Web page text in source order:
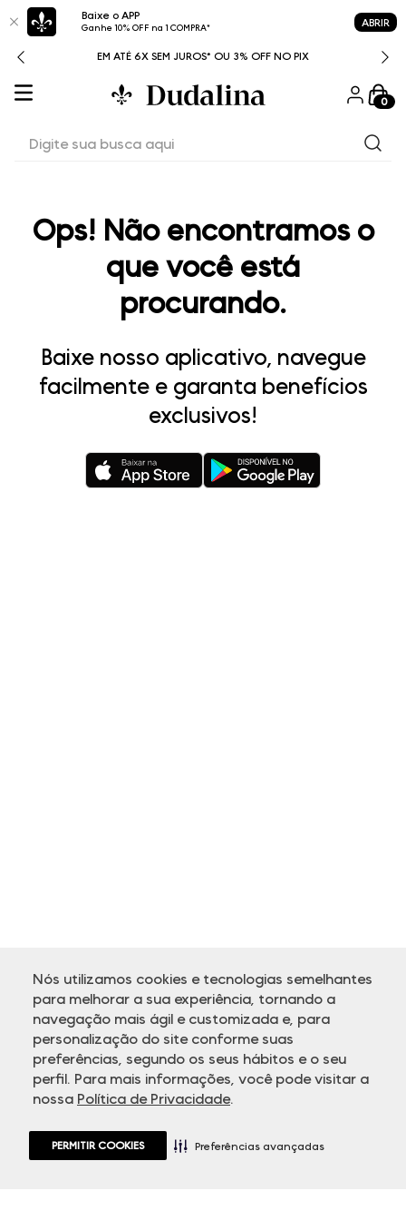
Baixe o APP
Ganhe 10% OFF na 1 COMPRA* ABRIR
Nós utilizamos cookies e tecnologias semelhantes
para melhorar a sua experiência, tornando a
navegação mais ágil e customizada e, para
personalização do site conforme suas
preferências, segundo os seus hábitos e o seu
perfil. Para mais informações, você pode visitar a
nossa Política de Privacidade.
PERMITIR COOKIES Preferências avançadas
EM ATÉ 6X SEM JUROS* OU 3% OFF NO PIX
0
Ops! Não encontramos o
que você está
procurando.
Baixe nosso aplicativo, navegue
facilmente e garanta benefícios
exclusivos!